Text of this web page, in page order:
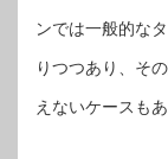
ンでは一般的な
りつつあり、そ
えないケースもあ